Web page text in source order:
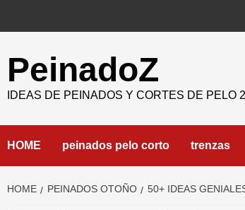
PeinadoZ
IDEAS DE PEINADOS Y CORTES DE PELO
HOME peinados pelo corto trenzas
HOME PEINADOS OTOÑO 50+ IDEAS